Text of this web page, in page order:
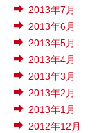
2013年7月
2013年6月
2013年5月
2013年4月
2013年3月
2013年2月
2013年1月
2012年12月